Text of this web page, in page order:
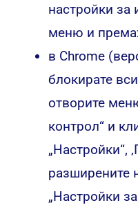
настройки за
меню и
в Chrome
блокирате
отворите
контрол“ и
„Настройки“,
разширените
„Настройки